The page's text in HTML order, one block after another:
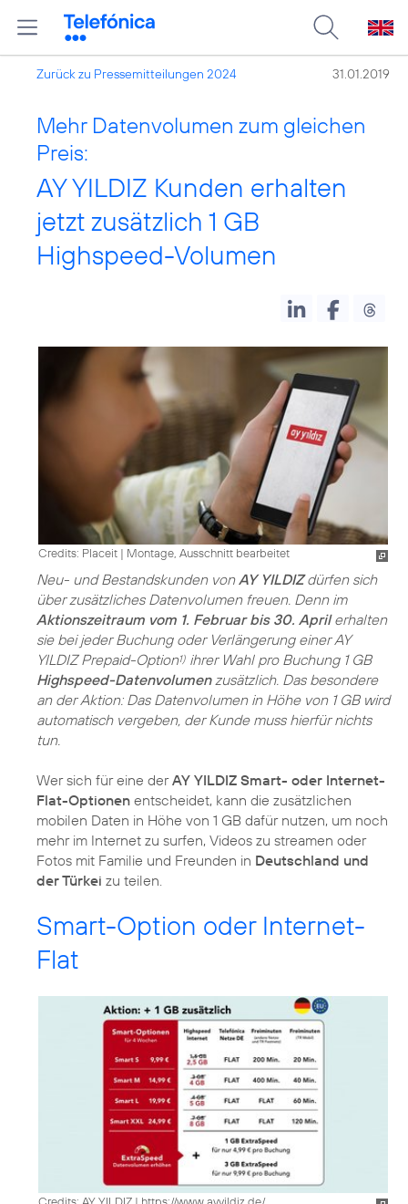
Zurück zu Pressemitteilungen 2024 31.01.2019
Mehr Datenvolumen zum gleichen
Preis:
AY YILDIZ Kunden erhalten
jetzt zusätzlich 1 GB
Highspeed-Volumen
Credits: Placeit | Montage, Ausschnitt bearbeitet
Neu- und Bestandskunden vonAY YILDIZdürfen sich
über zusätzliches Datenvolumen freuen. Denn im
Aktionszeitraum vom 1. Februar bis 30. Aprilerhalten
sie bei jeder Buchung oder Verlängerung einer AY
YILDIZ Prepaid-Option1) ihrer Wahl pro Buchung 1 GB
Highspeed-Datenvolumenzusätzlich. Das besondere
an der Aktion: Das Datenvolumen in Höhe von 1 GB wird
automatisch vergeben, der Kunde muss hierfür nichts
tun.
Wer sich für eine derAY YILDIZ Smart- oder Internet-
Flat-Optionen entscheidet, kann die zusätzlichen
mobilen Daten in Höhe von 1 GB dafür nutzen, um noch
mehr im Internet zu surfen, Videos zu streamen oder
Fotos mit Familie und Freunden in Deutschland und
der Türkei zu teilen.
Smart-Option oder Internet-
Flat